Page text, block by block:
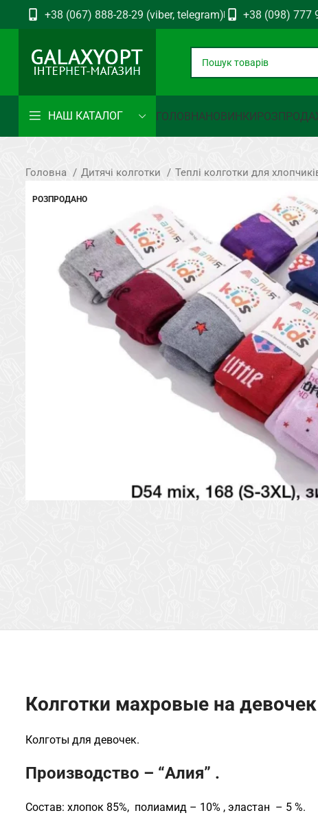
+38 (067) 888-28-29 (viber, telegram) +38 (098) 777
НАШ КАТАЛОГ ГОЛОВНАНОВИНКИ
Головна Дитячі колготки Теплі колготки для
РОЗПРОДАНО
Колготки махровые на
Колготы для девочек.
Производство – “Алия” .
Состав: хлопок 85%, полиамид – 10% , эластан – 5 %.